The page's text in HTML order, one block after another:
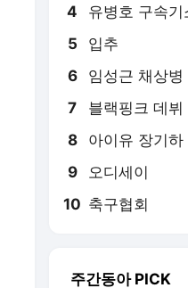
4 유병호 구속기
5 입추
6 임성근 채상병
7 블랙핑크 데뷔
8 아이유 장기하
9 오디세이
10 축구협회
주간동아PICK